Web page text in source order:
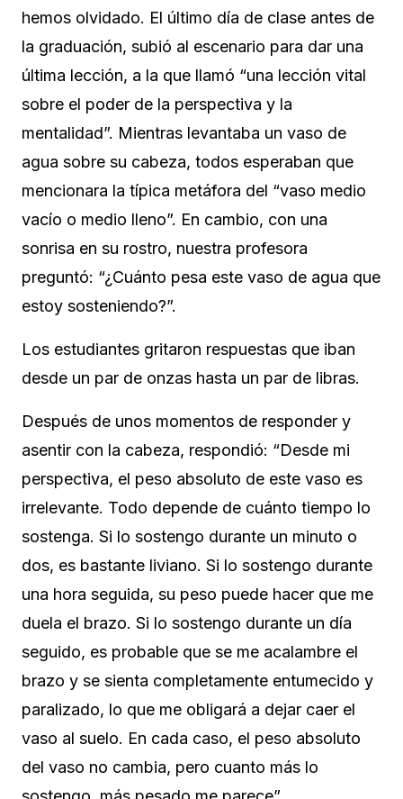
hemos olvidado. El último día de clase antes de
la graduación, subió al escenario para dar una
última lección, a la que llamó “una lección vital
sobre el poder de la perspectiva y la
mentalidad”. Mientras levantaba un vaso de
agua sobre su cabeza, todos esperaban que
mencionara la típica metáfora del “vaso medio
vacío o medio lleno”. En cambio, con una
sonrisa en su rostro, nuestra profesora
preguntó: “¿Cuánto pesa este vaso de agua que
estoy sosteniendo?”.
Los estudiantes gritaron respuestas que iban
desde un par de onzas hasta un par de libras.
Después de unos momentos de responder y
asentir con la cabeza, respondió: “Desde mi
perspectiva, el peso absoluto de este vaso es
irrelevante. Todo depende de cuánto tiempo lo
sostenga. Si lo sostengo durante un minuto o
dos, es bastante liviano. Si lo sostengo durante
una hora seguida, su peso puede hacer que me
duela el brazo. Si lo sostengo durante un día
seguido, es probable que se me acalambre el
brazo y se sienta completamente entumecido y
paralizado, lo que me obligará a dejar caer el
vaso al suelo. En cada caso, el peso absoluto
del vaso no cambia, pero cuanto más lo